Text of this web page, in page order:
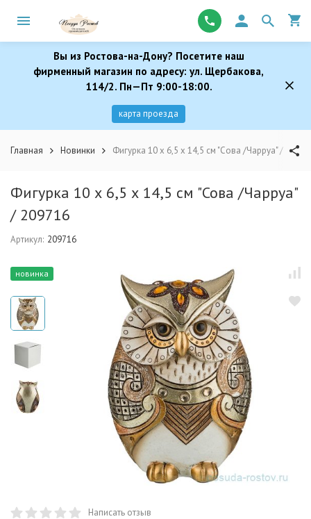
Вы из Ростова-на-Дону? Посетите наш
фирменный магазин по адресу: ул. Щербакова,
114/2. Пн—Пт 9:00-18:00.
карта проезда
Главная Новинки Фигурка 10 х 6,5 х 14,5 см "Сова /Чарруа" /
Фигурка 10 х 6,5 х 14,5 см "Сова /Чарруа"
/ 209716
Артикул: 209716
новинка
Написать отзыв